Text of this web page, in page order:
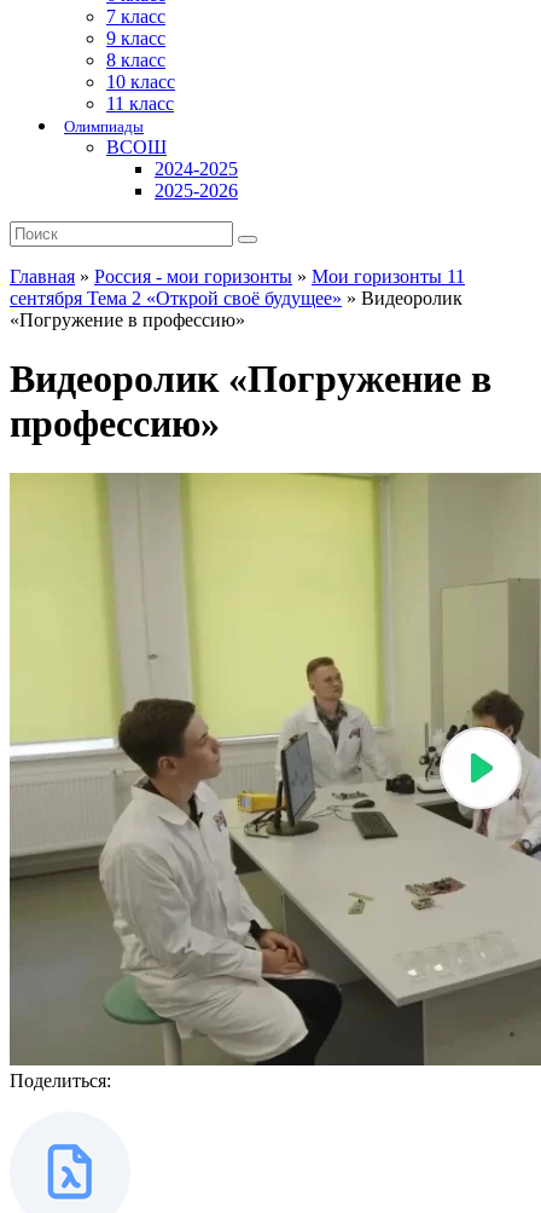
7 класс
9 класс
8 класс
10 класс
11 класс
Олимпиады
ВСОШ
2024-2025
2025-2026
Главная » Россия - мои горизонты » Мои горизонты 11
сентября Тема 2 «Открой своё будущее» » Видеоролик
«Погружение в профессию»
Видеоролик «Погружение в
профессию»
Поделиться: